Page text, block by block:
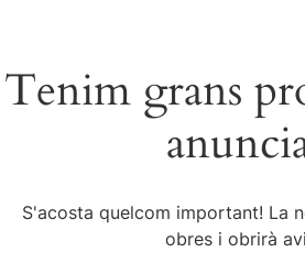
Tenim grans
S'acosta quelcom important! La
obres i obrirà